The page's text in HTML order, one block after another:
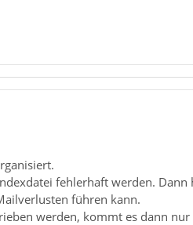
fehlerhaft werden. Dann
führen kann.
werden, kommt es dann